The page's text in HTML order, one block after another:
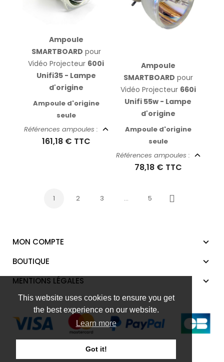
This website uses cookies to ensure you get
the best experience on our website.
Learn more
Got it!
Ampoule
SMARTBOARD pour
Vidéo Projecteur 600i
Unifi35 - Lampe
d'origine
Ampoule d'origine
seule
Références ampoules :
161,18 € TTC
Ampoule
SMARTBOARD pour
Vidéo Projecteur 660i
Unifi 55w - Lampe
d'origine
Ampoule d'origine
seule
Références ampoules :
78,18 € TTC
1 2 3 … 5
Suivant
MON COMPTE
BOUTIQUE
MENTIONS LÉGALES